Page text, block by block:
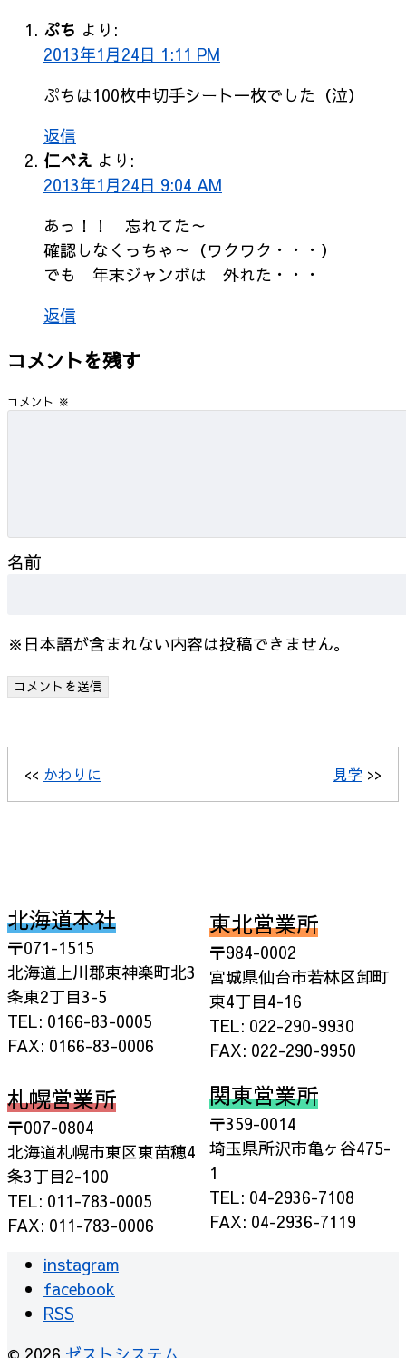
ぷち より:
2013年1月24日 1:11 PM
ぷちは100枚中切手シート一枚でした（泣）
返信
仁べえ より:
2013年1月24日 9:04 AM
あっ！！ 忘れてた～
確認しなくっちゃ～（ワクワク・・・）
でも 年末ジャンボは 外れた・・・
返信
コメントを残す
コメント ※
名前
※日本語が含まれない内容は投稿できません。
<< かわりに 見学 >>
北海道本社
〒071-1515
北海道上川郡東神楽町北3
条東2丁目3-5
TEL: 0166-83-0005
FAX: 0166-83-0006
札幌営業所
〒007-0804
北海道札幌市東区東苗穂4
条3丁目2-100
TEL: 011-783-0005
FAX: 011-783-0006
東北営業所
〒984-0002
宮城県仙台市若林区卸町
東4丁目4-16
TEL: 022-290-9930
FAX: 022-290-9950
関東営業所
〒359-0014
埼玉県所沢市亀ヶ谷475-
1
TEL: 04-2936-7108
FAX: 04-2936-7119
instagram
facebook
RSS